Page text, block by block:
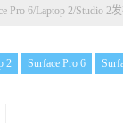
Pro 6/Laptop 2/Studio
2 Surface Pro 6